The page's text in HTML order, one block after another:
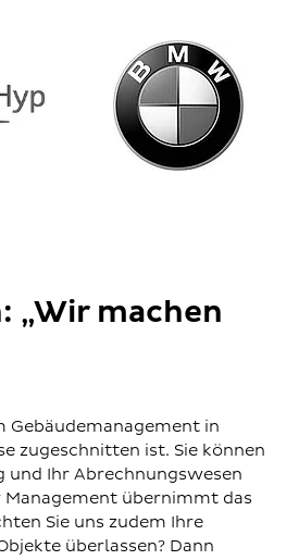
„Wir machen
Gebäudemanagement in
zugeschnitten ist. Sie können
Ihr Abrechnungswesen
übernimmt das
Sie uns zudem Ihre
überlassen? Dann